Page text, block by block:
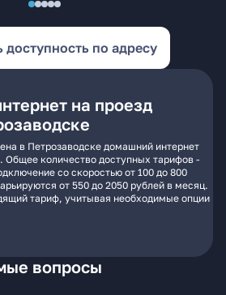
доступность по адресу
на проезд
в Петрозаводске домашний интернет
Общее количество доступных тарифов -
со скоростью от 100 до 800
от 550 до 2050 рублей в месяц.
тариф, учитывая необходимые опции
вопросы